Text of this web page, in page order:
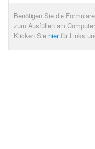
Benötigen Sie die
zum Ausfüllen am
Klicken Sie hierfür Links